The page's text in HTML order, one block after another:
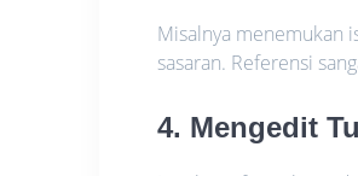
Misalnya menemukan
sasaran. Referensi
4. Mengedit